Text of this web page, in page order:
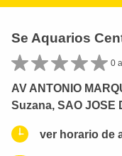
Se Aquarios
0
AV ANTONIO
Suzana, SAO JOSE
ver horario de